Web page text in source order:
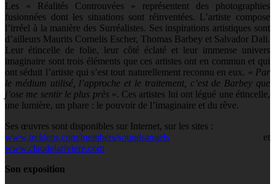
Les « Réalités Controuvées » représentent des photographies
fusionnées dont les situations sont réinventées. L’artiste compose
l’irréel à la manière des Surréalistes. Ses inspirations artistiques sont
d’ailleurs Maurits Cornelis Escher, Thomas Barbey et Salvador Dali.
Leur étincelle de folie, leur côté éclaté et leur immense univers
imaginaire sont trois éléments que ces artistes ont en commun et qui
ont séduit l’artiste qui s’est tout naturellement reconnu en eux. « Par
le médium utilisé, l’approche et le traitement, c’est de Barbey que
j’ose me sentir le plus près ». Ces artistes lui ont légué une étincelle,
une lumière, un phare : le pouvoir de l’imaginaire et du rêve.
Ses œuvres sont disponibles sur Internet, sur les sites :
www.treklens.com/members/soundsangels et
www.claudelariviere.com
Son exposition